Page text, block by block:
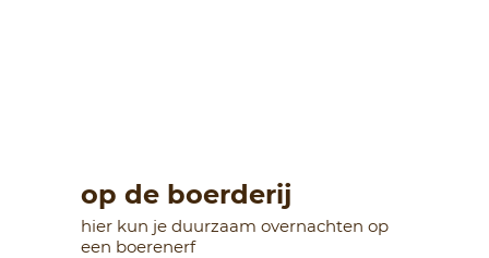
op de boerderij
hier kun je duurzaam overnachten op
een boerenerf